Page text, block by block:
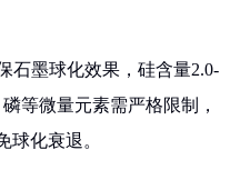
石墨球化效果，硅含量2.0-
等微量元素需严格限制，
球化衰退。